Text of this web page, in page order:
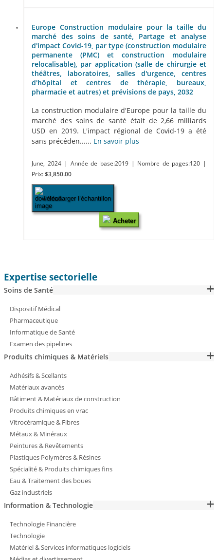
Europe Construction modulaire pour la taille du
marché des soins de santé, Partage et analyse
d'impact Covid-19, par type (construction modulaire
permanente (PMC) et construction modulaire
relocalisable), par application (salle de chirurgie et
théâtres, laboratoires, salles d'urgence, centres
d'hôpital et centres de thérapie, bureaux,
pharmacie et autres) et prévisions de pays, 2032
La construction modulaire d'Europe pour la taille du
marché des soins de santé était de 2,66 milliards
USD en 2019. L'impact régional de Covid-19 a été
sans précéden...... En savoir plus
June, 2024 | Année de base:2019 | Nombre de pages:120 |
Prix: $3,850.00
Télécharger l’échantillon
Acheter
Expertise sectorielle
Soins de Santé
Dispositif Médical
Pharmaceutique
Informatique de Santé
Examen des pipelines
Produits chimiques & Matériels
Adhésifs & Scellants
Matériaux avancés
Bâtiment & Matériaux de construction
Produits chimiques en vrac
Vitrocéramique & Fibres
Métaux & Minéraux
Peintures & Revêtements
Plastiques Polymères & Résines
Spécialité & Produits chimiques fins
Eau & Traitement des boues
Gaz industriels
Information & Technologie
Technologie Financière
Technologie
Matériel & Services informatiques logiciels